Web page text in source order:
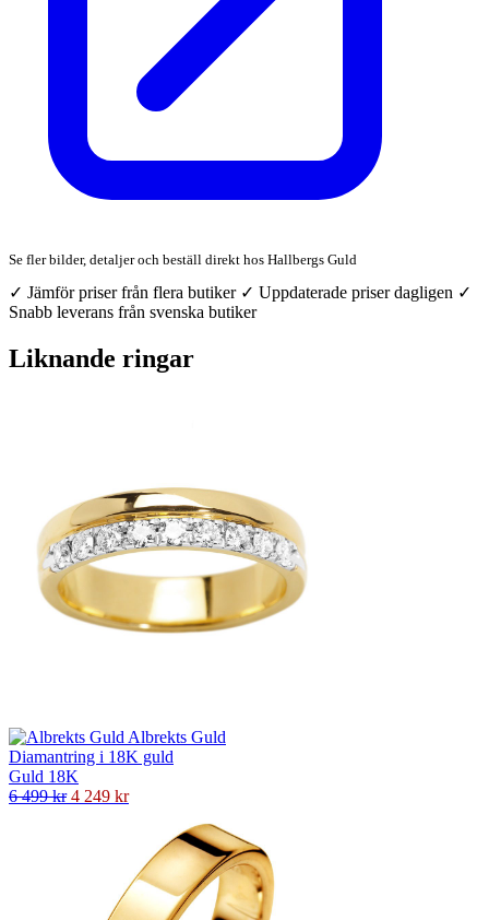
Se fler bilder, detaljer och beställ direkt hos Hallbergs Guld
✓ Jämför priser från flera butiker ✓ Uppdaterade priser dagligen ✓
Snabb leverans från svenska butiker
Liknande ringar
Albrekts Guld
Diamantring i 18K guld
Guld 18K
6 499 kr 4 249 kr